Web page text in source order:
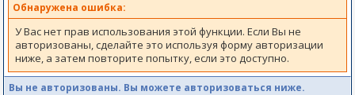
Обнаружена ошибка:
У Вас нет прав использования этой функции. Если Вы не
авторизованы, сделайте это используя форму авторизации
ниже, а затем повторите попытку, если это доступно.
Вы не авторизованы. Вы можете авторизоваться ниже.